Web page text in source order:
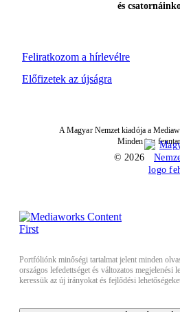
Feliratkozom a hírlevélre
és
Előfizetek az újságra
A Magyar Nemzet kiadója a
Minden jog
© 2026
Portfóliónk minőségi tartalmat jelent minden
országos lefedettséget és változatos megjelenési
keressük az új irányokat és fejlődési